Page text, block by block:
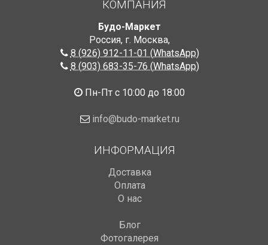
КОМПАНИЯ
Будо-Маркет
Россия, г. Москва,
8 (926) 912-11-01 (WhatsApp)
8 (903) 683-35-76 (WhatsApp)
Пн-Пт с 10:00 до 18:00
info@budo-market.ru
ИНФОРМАЦИЯ
Доставка
Оплата
О нас
Блог
Фотогалерея